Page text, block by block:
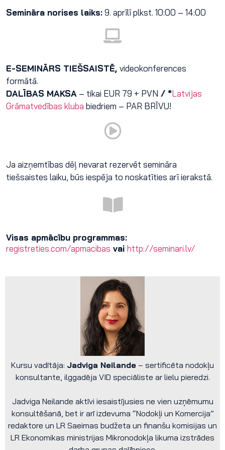
Semināra norises laiks:9. aprīlī plkst. 10:00 – 14:00
E-SEMINĀRS TIEŠSAISTĒ, videokonferences
formātā.
DALĪBAS MAKSA – tikai EUR 79 + PVN / *Latvijas
Grāmatvedības kluba biedriem – PAR BRĪVU!
Ja aizņemtības dēļ nevarat rezervēt semināra
tiešsaistes laiku, būs iespēja to noskatīties arī ierakstā.
Visas apmācību programmas:
registreties.com/apmacibas vai http://seminari.lv/
Kursu vadītāja: Jadviga Neilande – sertificēta nodokļu
konsultante, ilggadēja VID speciāliste ar lielu pieredzi.
Jadviga Neilande aktīvi iesaistījusies ne vien uzņēmumu
konsultēšanā, bet ir arī izdevuma “Nodokļi un Komercija”
redaktore un LR Saeimas budžeta un finanšu komisijas un
LR Ekonomikas ministrijas Mikronodokļa likuma izstrādes